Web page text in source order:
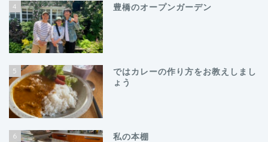
4 豊橋のオープンガーデン
5
ではカレーの作り方をお教えしまし
ょう
6 私の本棚